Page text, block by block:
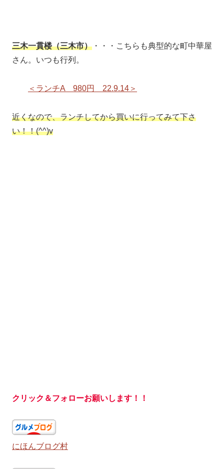
三木一貫楼（三木市） ・・・こちらも典型的な町中華屋
さん。いつも行列。
＜ランチA 980円 22.9.14＞
近くなので、ランチしてから買いに行ってみて下さ
い！！(^^)v
クリック＆フォローお願いします！！
にほんブログ村